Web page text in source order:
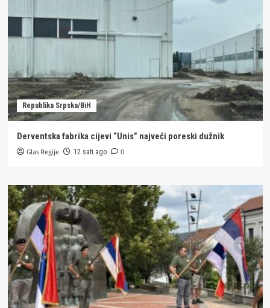
Republika Srpska/BiH
Derventska fabrika cijevi “Unis” najveći poreski dužnik
Glas Regije 12 sati ago 0